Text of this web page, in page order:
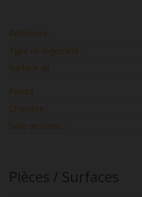
Référence :
Type de logement :
Surface de :
Pièces :
Chambre :
Salle de bains :
Pièces / Surfaces